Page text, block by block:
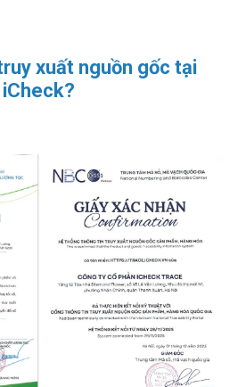
xuất nguồn gốc tại
iCheck?